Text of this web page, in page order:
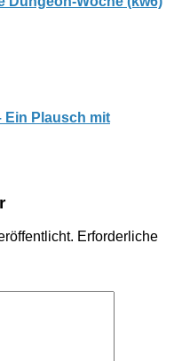
Ein Plausch mit
Erforderliche